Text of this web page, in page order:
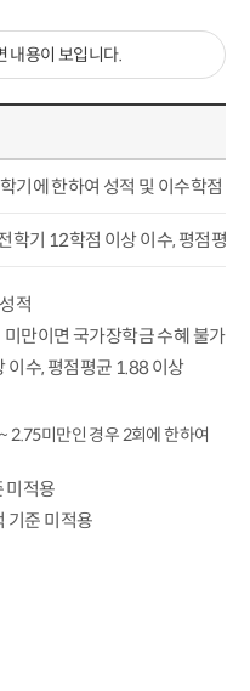
내용이 보입니다.
기에 한하여 성적 및 이수학점 미
학기 12학점 이상 이수, 평점평균
적
만이면 국가장학금 수혜 불가
이수, 평점평균 1.88 이상
2.75미만인 경우 2회에 한하여
미적용
기준 미적용